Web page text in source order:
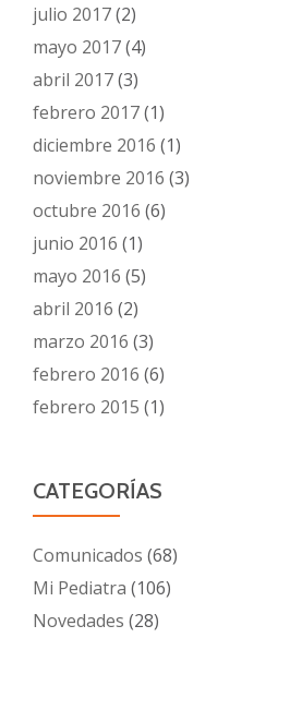
julio 2017(2)
mayo 2017(4)
abril 2017(3)
febrero 2017(1)
diciembre 2016 (1)
noviembre 2016 (3)
octubre 2016 (6)
junio 2016 (1)
mayo 2016 (5)
abril 2016 (2)
marzo 2016 (3)
febrero 2016 (6)
febrero 2015 (1)
CATEGORÍAS
Comunicados (68)
Mi Pediatra (106)
Novedades (28)